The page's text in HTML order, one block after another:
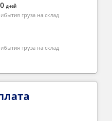
дней
груза на склад
груза на склад